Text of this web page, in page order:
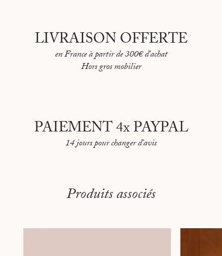
LIVRAISON OFFERTE
en France à partir de 300€ d'achat
Hors gros mobilier
PAIEMENT 4x PAYPAL
14 jours pour changer d'avis
Produits associés